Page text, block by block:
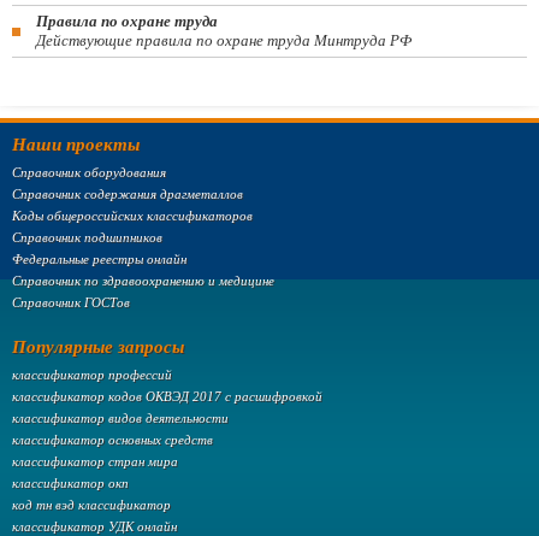
Правила по охране труда
Действующие правила по охране труда Минтруда РФ
Наши проекты
Справочник оборудования
Справочник содержания драгметаллов
Коды общероссийских классификаторов
Справочник подшипников
Федеральные реестры онлайн
Справочник по здравоохранению и медицине
Справочник ГОСТов
Популярные запросы
классификатор профессий
классификатор кодов ОКВЭД 2017 с расшифровкой
классификатор видов деятельности
классификатор основных средств
классификатор стран мира
классификатор окп
код тн вэд классификатор
классификатор УДК онлайн